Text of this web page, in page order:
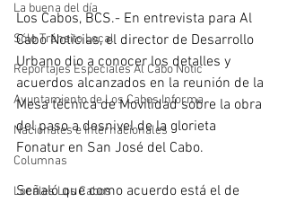
La buena del día
Sólo Tránsito Local
Reportajes Especiales Al Cabo Notic
Ayuntamiento de Los Cabos Informa
Nacionales e Internacionales
Columnas
Locales Los Cabos
Los Cabos, BCS.- En entrevista para Al
Cabo Noticias, el director de Desarrollo
Urbano dio a conocer los detalles y
acuerdos alcanzados en la reunión de la
Mesa técnica de Movilidad sobre la obra
del paso a desnivel de la glorieta
Fonatur en San José del Cabo.
Señaló que como acuerdo está el de